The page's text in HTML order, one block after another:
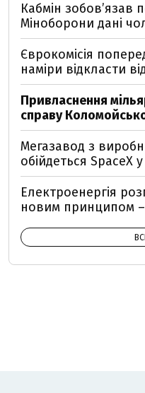
Кабмін зобовʼязав
Міноборони дані
Єврокомісія
наміри відкласти
Привласнення
справу
Мегазавод з
обійдеться SpaceX
Електроенергія
новим принципом